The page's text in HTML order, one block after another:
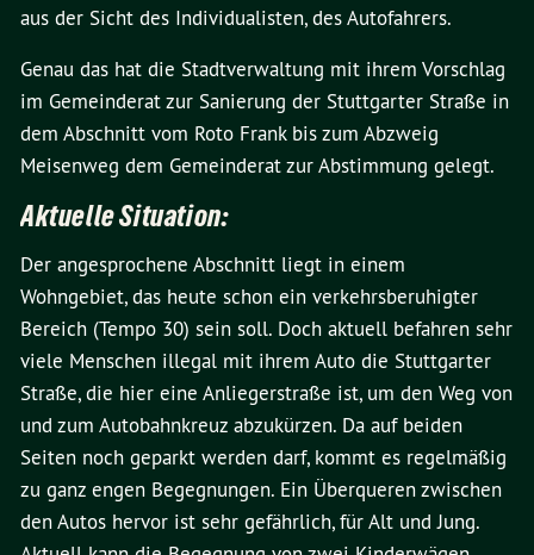
aus der Sicht des Individualisten, des Autofahrers.
Genau das hat die Stadtverwaltung mit ihrem Vorschlag
im Gemeinderat zur Sanierung der Stuttgarter Straße in
dem Abschnitt vom Roto Frank bis zum Abzweig
Meisenweg dem Gemeinderat zur Abstimmung gelegt.
Aktuelle Situation:
Der angesprochene Abschnitt liegt in einem
Wohngebiet, das heute schon ein verkehrsberuhigter
Bereich (Tempo 30) sein soll. Doch aktuell befahren sehr
viele Menschen illegal mit ihrem Auto die Stuttgarter
Straße, die hier eine Anliegerstraße ist, um den Weg von
und zum Autobahnkreuz abzukürzen. Da auf beiden
Seiten noch geparkt werden darf, kommt es regelmäßig
zu ganz engen Begegnungen. Ein Überqueren zwischen
den Autos hervor ist sehr gefährlich, für Alt und Jung.